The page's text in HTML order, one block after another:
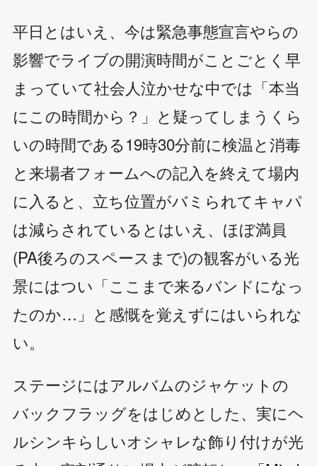
平日とはいえ、今は緊急事態宣言やらの
影響でライブの開演時間がことごとく早
まっていて社会人泣かせな中では「本当
にこの時間から？」と疑ってしまうくら
いの時間である19時30分前に検温と消毒
と来場者フォームへの記入を終えて場内
に入ると、立ち位置がバミられてキャパ
は減らされているとはいえ、ほぼ満員
(PA後ろのスペースまで)の観客がいる光
景にはつい「ここまで来るバンドになっ
たのか…」と感慨を覚えずにはいられな
い。
ステージにはアルバムのジャケットの
バックフラッグをはじめとした、実にヘ
ルシンキらしいオシャレな飾り付けが光